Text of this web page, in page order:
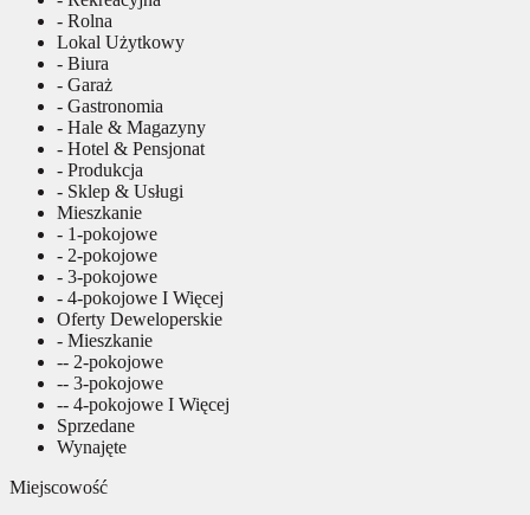
- Rolna
Lokal Użytkowy
- Biura
- Garaż
- Gastronomia
- Hale & Magazyny
- Hotel & Pensjonat
- Produkcja
- Sklep & Usługi
Mieszkanie
- 1-pokojowe
- 2-pokojowe
- 3-pokojowe
- 4-pokojowe I Więcej
Oferty Deweloperskie
- Mieszkanie
-- 2-pokojowe
-- 3-pokojowe
-- 4-pokojowe I Więcej
Sprzedane
Wynajęte
Miejscowość